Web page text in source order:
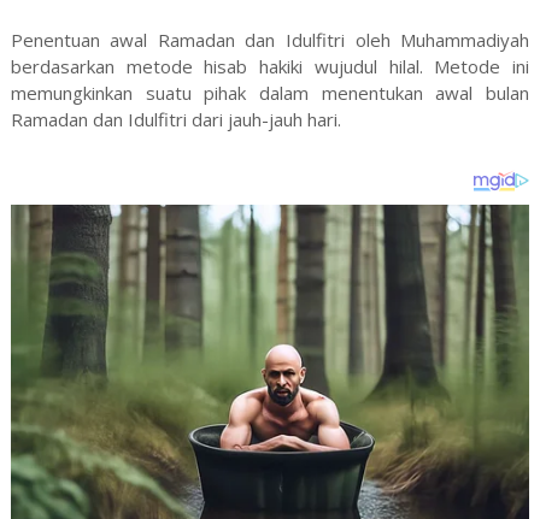
Penentuan awal Ramadan dan Idulfitri oleh Muhammadiyah
berdasarkan metode hisab hakiki wujudul hilal. Metode ini
memungkinkan suatu pihak dalam menentukan awal bulan
Ramadan dan Idulfitri dari jauh-jauh hari.